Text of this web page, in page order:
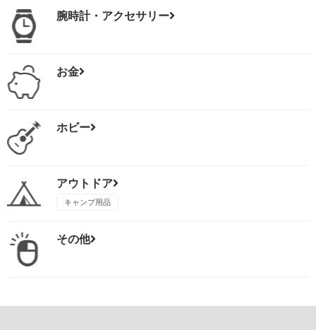
腕時計・アクセサリー
お金
ホビー
アウトドア
キャンプ用品
その他